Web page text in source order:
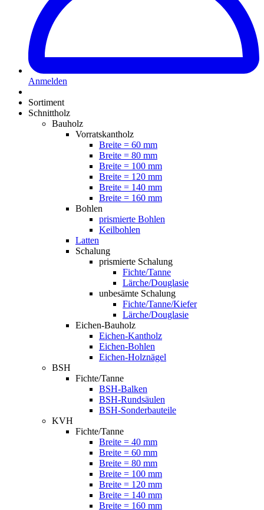
Anmelden
Sortiment
Schnittholz
Bauholz
Vorratskantholz
Breite = 60 mm
Breite = 80 mm
Breite = 100 mm
Breite = 120 mm
Breite = 140 mm
Breite = 160 mm
Bohlen
prismierte Bohlen
Keilbohlen
Latten
Schalung
prismierte Schalung
Fichte/Tanne
Lärche/Douglasie
unbesämte Schalung
Fichte/Tanne/Kiefer
Lärche/Douglasie
Eichen-Bauholz
Eichen-Kantholz
Eichen-Bohlen
Eichen-Holznägel
BSH
Fichte/Tanne
BSH-Balken
BSH-Rundsäulen
BSH-Sonderbauteile
KVH
Fichte/Tanne
Breite = 40 mm
Breite = 60 mm
Breite = 80 mm
Breite = 100 mm
Breite = 120 mm
Breite = 140 mm
Breite = 160 mm